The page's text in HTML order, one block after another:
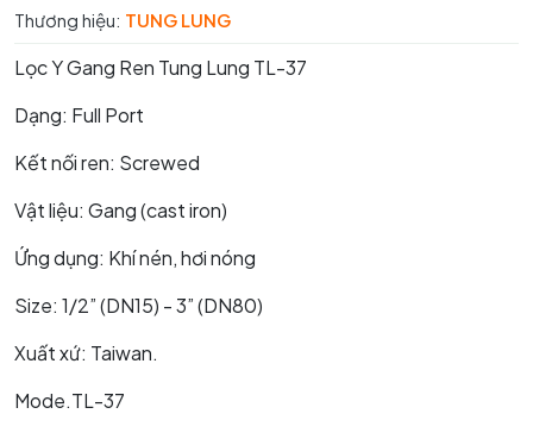
Thương hiệu: TUNG LUNG
Lọc Y Gang Ren Tung Lung TL-37
Dạng: Full Port
Kết nối ren: Screwed
Vật liệu: Gang (cast iron)
Ứng dụng: Khí nén, hơi nóng
Size: 1/2” (DN15) - 3” (DN80)
Xuất xứ: Taiwan.
Mode.TL-37